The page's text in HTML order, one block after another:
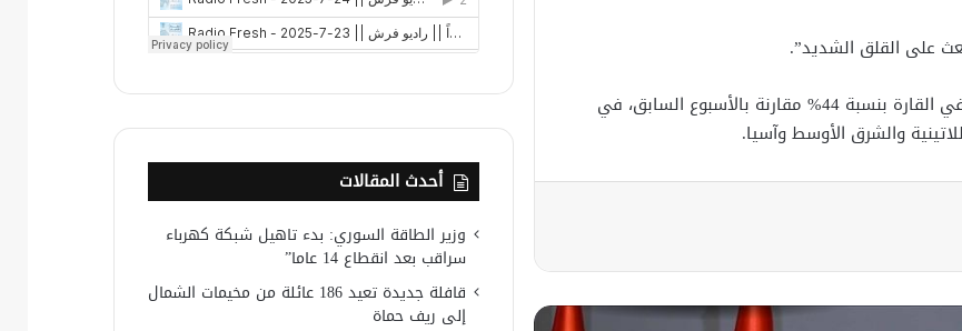
على القلق الشديد”.
وجاء ذلك في أعقاب أسبوع شهد طفرة في الإصابات في القارة بنسبة 44% مقارنة بالأسبوع السابق، في
والشرق الأوسط وآسيا.
في الثامنة والنصف صباح الغد
إسرائيل و”حماس” في غزة
أحدث المقالات
وزير الطاقة السوري: بدء تاهيل شبكة كهرباء
سراقب بعد انقطاع 14 عاما”
قافلة جديدة تعيد 186 عائلة من مخيمات الشمال
إلى ريف حماة